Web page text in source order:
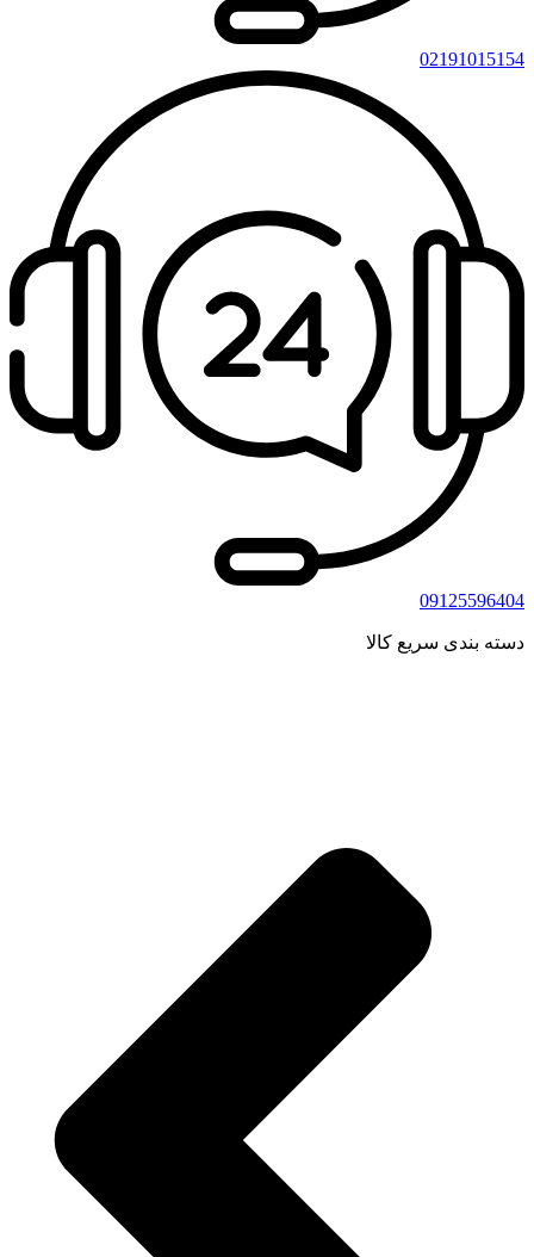
02191015154
09125596404
دسته بندی سریع کالا